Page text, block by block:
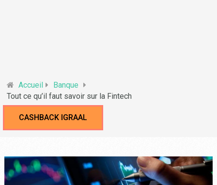
Accueil
Banque
Tout ce qu’il faut savoir sur la Fintech
CASHBACK IGRAAL